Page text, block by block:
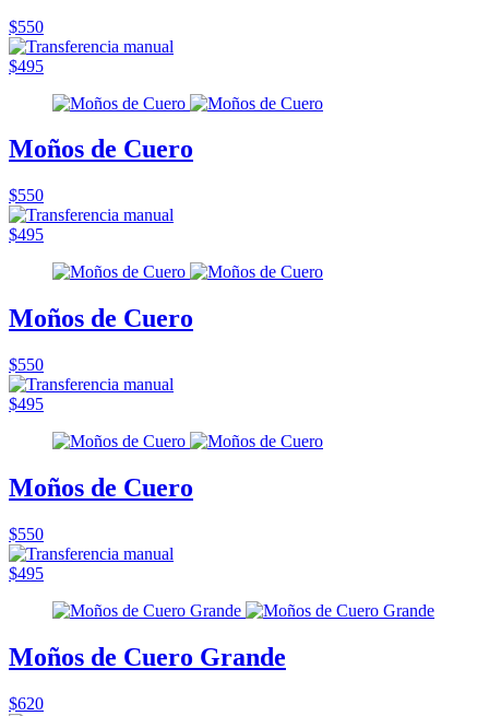
$550
$495
Moños de Cuero
$550
$495
Moños de Cuero
$550
$495
Moños de Cuero
$550
$495
Moños de Cuero Grande
$620